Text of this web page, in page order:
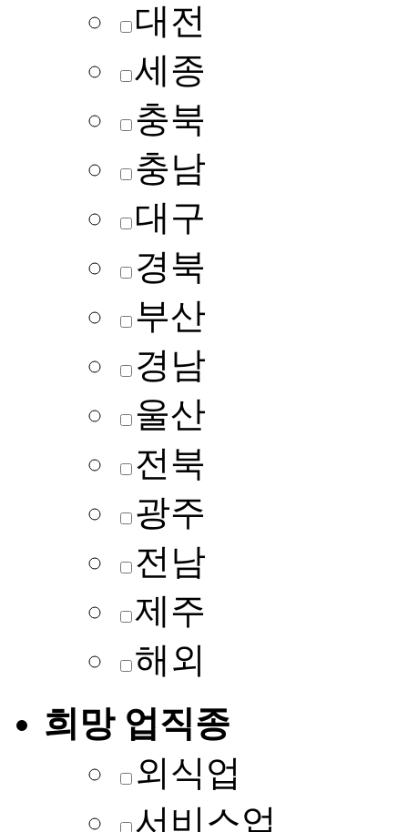
대전
세종
충북
충남
대구
경북
부산
경남
울산
전북
광주
전남
제주
해외
희망 업직종
외식업
서비스업